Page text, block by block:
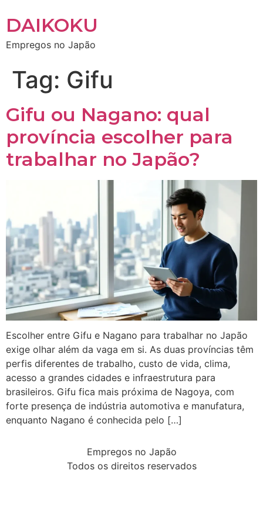
DAIKOKU
Empregos no Japão
Tag: Gifu
Gifu ou Nagano: qual
província escolher para
trabalhar no Japão?
Escolher entre Gifu e Nagano para trabalhar no Japão
exige olhar além da vaga em si. As duas províncias têm
perfis diferentes de trabalho, custo de vida, clima,
acesso a grandes cidades e infraestrutura para
brasileiros. Gifu fica mais próxima de Nagoya, com
forte presença de indústria automotiva e manufatura,
enquanto Nagano é conhecida pelo […]
Empregos no Japão
Todos os direitos reservados